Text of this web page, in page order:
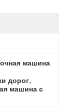
машина
дорог,
машина с